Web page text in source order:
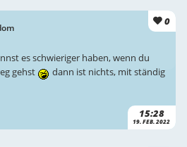
0
15:28
19. FEB. 2022
es schwieriger haben, wenn du
gehst
dann ist nichts, mit ständig